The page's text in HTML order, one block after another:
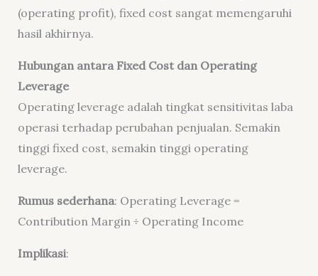
(operating profit), fixed cost sangat memengaruhi
hasil akhirnya.
Hubungan antara Fixed Cost dan Operating
Leverage
Operating leverage adalah tingkat sensitivitas laba
operasi terhadap perubahan penjualan. Semakin
tinggi fixed cost, semakin tinggi operating
leverage.
Rumus sederhana: Operating Leverage =
Contribution Margin ÷ Operating Income
Implikasi: